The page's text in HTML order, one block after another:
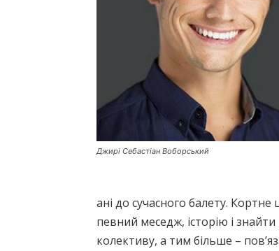
Джирі Себастіан Воборський
ані до сучасного балету.
певний меседж, історію і
колективу, а тим більше –